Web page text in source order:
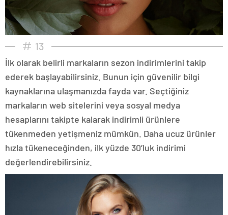
13
İlk olarak belirli markaların sezon indirimlerini takip
ederek başlayabilirsiniz. Bunun için güvenilir bilgi
kaynaklarına ulaşmanızda fayda var. Seçtiğiniz
markaların web sitelerini veya sosyal medya
hesaplarını takipte kalarak indirimli ürünlere
tükenmeden yetişmeniz mümkün. Daha ucuz ürünler
hızla tükeneceğinden, ilk yüzde 30’luk indirimi
değerlendirebilirsiniz.